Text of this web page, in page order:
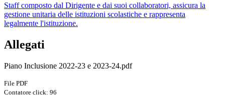
Staff composto dal Dirigente e dai suoi collaboratori, assicura la
gestione unitaria delle istituzioni scolastiche e rappresenta
legalmente l'istituzione.
Allegati
Piano Inclusione 2022-23 e 2023-24.pdf
File PDF
Contatore click: 96